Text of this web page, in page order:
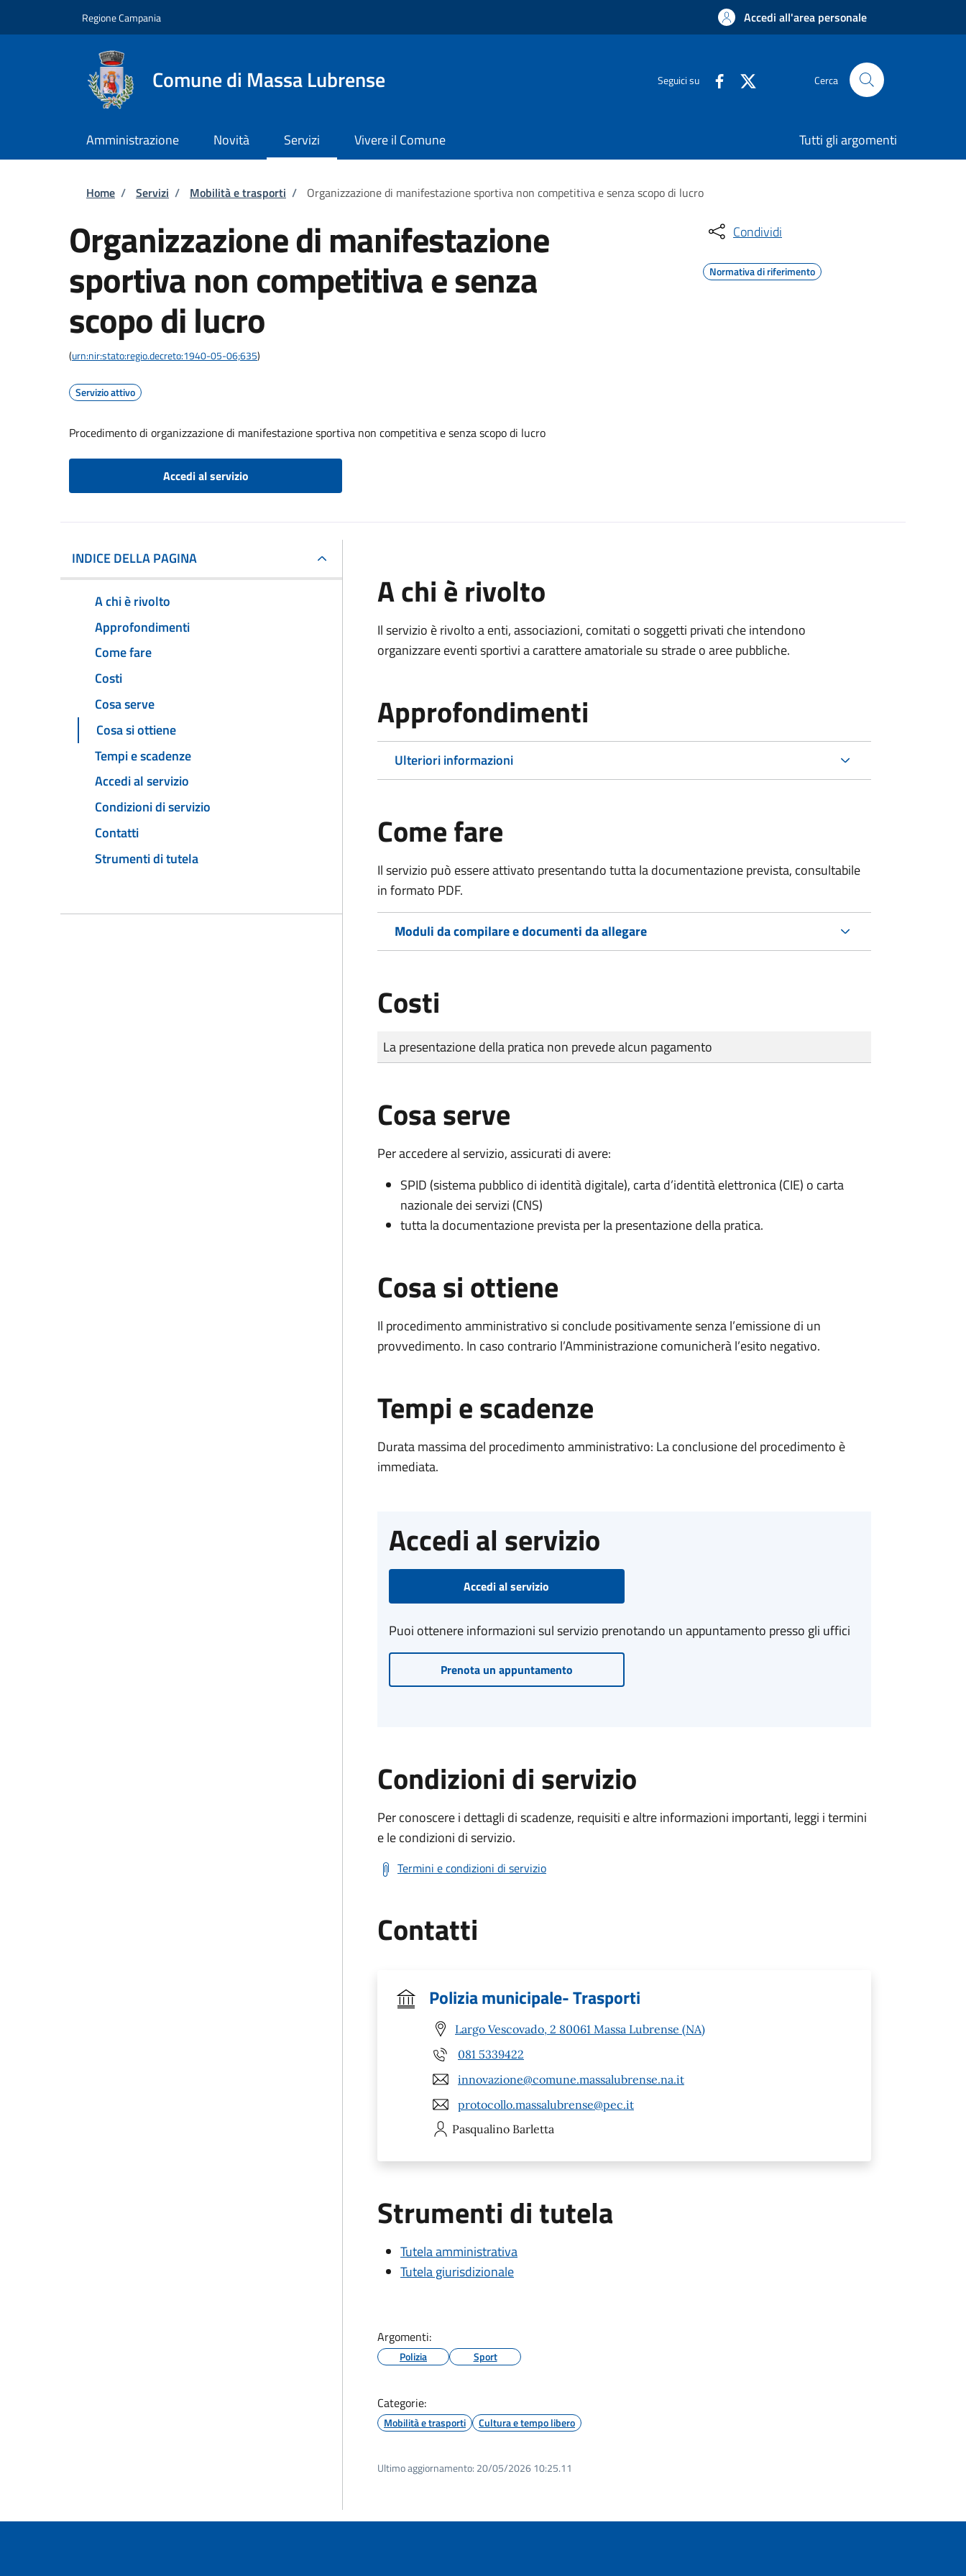
Regione Campania Accedi all'area personale
Comune di Massa Lubrense Seguici su Cerca
Amministrazione Novità Servizi Vivere il Comune Tutti gli argomenti
Briciole di pane
Home / Servizi / Mobilità e trasporti / Organizzazione di manifestazione sportiva non competitiva e senza scopo di lucro
Organizzazione di manifestazione
sportiva non competitiva e senza
scopo di lucro
(urn:nir:stato:regio.decreto:1940-05-06;635)
Servizio attivo
Procedimento di organizzazione di manifestazione sportiva non competitiva e senza scopo di lucro
Accedi al servizio
Condividi
Normativa di riferimento
INDICE DELLA PAGINA
A chi è rivolto
Approfondimenti
Come fare
Costi
Cosa serve
Cosa si ottiene
Tempi e scadenze
Accedi al servizio
Condizioni di servizio
Contatti
Strumenti di tutela
A chi è rivolto
Il servizio è rivolto a enti, associazioni, comitati o soggetti privati che intendono
organizzare eventi sportivi a carattere amatoriale su strade o aree pubbliche.
Approfondimenti
Ulteriori informazioni
Come fare
Il servizio può essere attivato presentando tutta la documentazione prevista, consultabile
in formato PDF.
Moduli da compilare e documenti da allegare
Costi
Tipo di pagamento
Importo
La presentazione della pratica non prevede alcun pagamento
Cosa serve
Per accedere al servizio, assicurati di avere:
SPID (sistema pubblico di identità digitale), carta d’identità elettronica (CIE) o carta
nazionale dei servizi (CNS)
tutta la documentazione prevista per la presentazione della pratica.
Cosa si ottiene
Il procedimento amministrativo si conclude positivamente senza l’emissione di un
provvedimento. In caso contrario l’Amministrazione comunicherà l’esito negativo.
Tempi e scadenze
Durata massima del procedimento amministrativo: La conclusione del procedimento è
immediata.
Accedi al servizio
Accedi al servizio
Puoi ottenere informazioni sul servizio prenotando un appuntamento presso gli uffici
Prenota un appuntamento
Condizioni di servizio
Per conoscere i dettagli di scadenze, requisiti e altre informazioni importanti, leggi i termini
e le condizioni di servizio.
Termini e condizioni di servizio
Contatti
Polizia municipale- Trasporti
Largo Vescovado, 2 80061 Massa Lubrense (NA)
081 5339422
innovazione@comune.massalubrense.na.it
protocollo.massalubrense@pec.it
Pasqualino Barletta
Strumenti di tutela
Tutela amministrativa
Tutela giurisdizionale
Argomenti:
Polizia Sport
Categorie:
Mobilità e trasporti Cultura e tempo libero
Ultimo aggiornamento: 20/05/2026 10:25.11